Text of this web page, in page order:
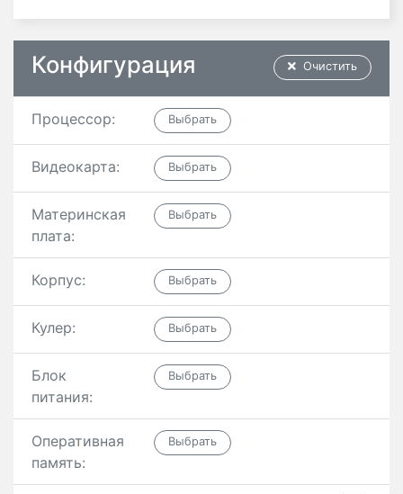
Очистить
Конфигурация
Процессор:
Видеокарта:
Материнская
плата:
Корпус:
Кулер:
Блок
питания:
Оперативная
память: